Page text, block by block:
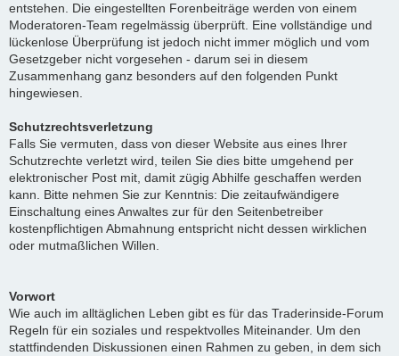
entstehen. Die eingestellten Forenbeiträge werden von einem
Moderatoren-Team regelmässig überprüft. Eine vollständige und
lückenlose Überprüfung ist jedoch nicht immer möglich und vom
Gesetzgeber nicht vorgesehen - darum sei in diesem
Zusammenhang ganz besonders auf den folgenden Punkt
hingewiesen.
Schutzrechtsverletzung
Falls Sie vermuten, dass von dieser Website aus eines Ihrer
Schutzrechte verletzt wird, teilen Sie dies bitte umgehend per
elektronischer Post mit, damit zügig Abhilfe geschaffen werden
kann. Bitte nehmen Sie zur Kenntnis: Die zeitaufwändigere
Einschaltung eines Anwaltes zur für den Seitenbetreiber
kostenpflichtigen Abmahnung entspricht nicht dessen wirklichen
oder mutmaßlichen Willen.
Vorwort
Wie auch im alltäglichen Leben gibt es für das Traderinside-Forum
Regeln für ein soziales und respektvolles Miteinander. Um den
stattfindenden Diskussionen einen Rahmen zu geben, in dem sich